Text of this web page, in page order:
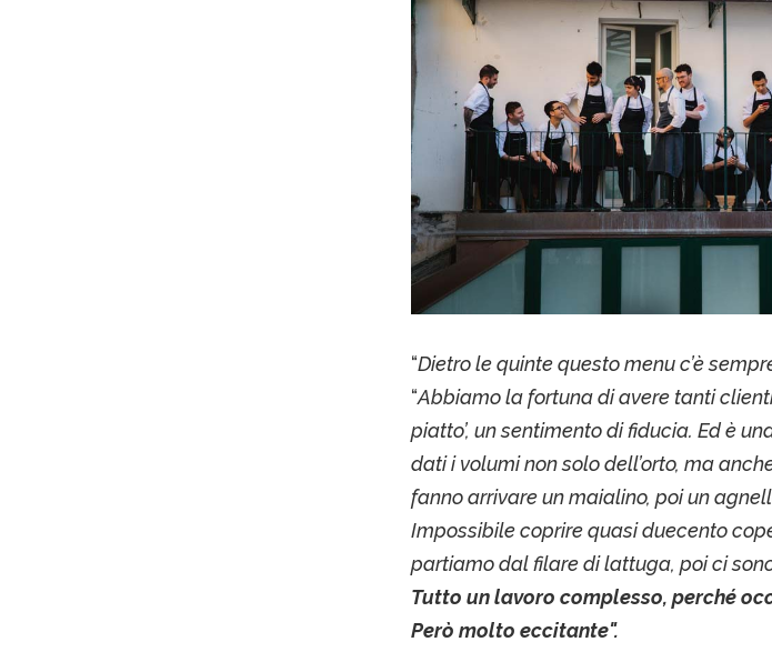
“Dietro le quinte questo menu c’è
“Abbiamo la fortuna di avere tanti
piatto’, un sentimento di fiducia. Ed è
dati i volumi non solo dell’orto, ma
fanno arrivare un maialino, poi un
Impossibile coprire quasi duecento
partiamo dal filare di lattuga, poi ci
Tutto un lavoro complesso, perché
Però molto eccitante".